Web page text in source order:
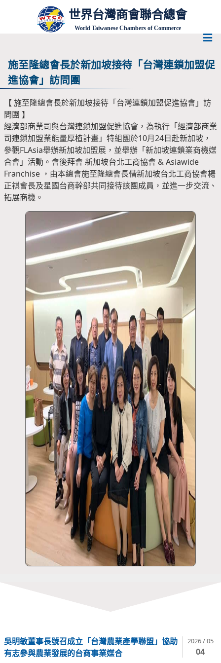
世界台灣商會聯合總會
World Taiwanese Chambers of Commerce
施至隆總會長於新加坡接待「台灣連鎖加盟促
進協會」訪問團
【 施至隆總會長於新加坡接待「台灣連鎖加盟促進協會」訪
問團 】
經濟部商業司與台灣連鎖加盟促進協會，為執行「經濟部商業
司連鎖加盟業能量厚植計畫」特組團於10月24日赴新加坡，
參觀FLAsia舉辦新加坡加盟展，並舉辦「新加坡連鎖業商機媒
合會」活動。會後拜會 新加坡台北工商協會 & Asiawide
Franchise ，由本總會施至隆總會長偕新加坡台北工商協會楊
正祺會長及星國台商幹部共同接待該團成員，並進一步交流、
拓展商機。
吳明敏董事長號召成立「台灣農業產學聯盟」協助
有志參與農業發展的台商事業媒合
2026 / 05
04